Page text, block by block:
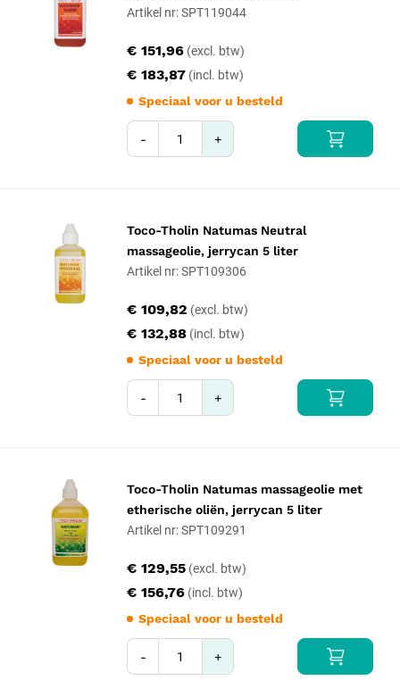
Artikel nr: SPT119044
€ 183,87
€ 151,96
Speciaal voor u besteld
- +
Toco-Tholin Natumas Neutral
massageolie, jerrycan 5 liter
Artikel nr: SPT109306
€ 132,88
€ 109,82
Speciaal voor u besteld
- +
Toco-Tholin Natumas massageolie met
etherische oliën, jerrycan 5 liter
Artikel nr: SPT109291
€ 156,76
€ 129,55
Speciaal voor u besteld
- +